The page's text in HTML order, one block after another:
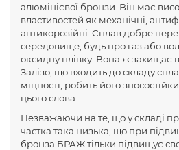
алюмінієвої бронзи. Він має
властивостей як механічні,
антикорозійні. Сплав добре
середовище, будь про газ або
оксидну плівку. Вона ж захищає
Залізо, що входить до складу
міцності, робить його
цього слова.
Незважаючи на те, що у складі
частка така низька, що при
бронза БРАЖ тільки підвищує